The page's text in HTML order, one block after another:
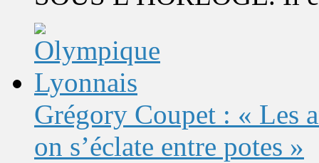
Grégory Coupet : « Les
on s’éclate entre potes »